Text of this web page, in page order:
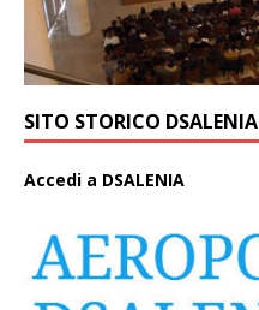
SITO STORICO DSALENIA
Accedi a DSALENIA